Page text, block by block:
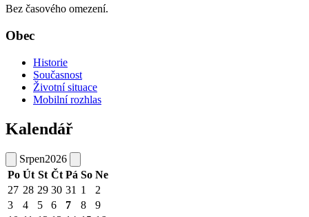
Bez časového omezení.
Obec
Historie
Současnost
Životní situace
Mobilní rozhlas
Kalendář
Srpen2026
Po Út St Čt Pá So Ne
27 28 29 30 31 1
2
3
4 5 6 7 8
9